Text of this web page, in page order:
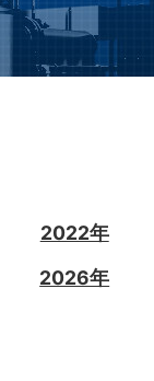
2022年
2026年